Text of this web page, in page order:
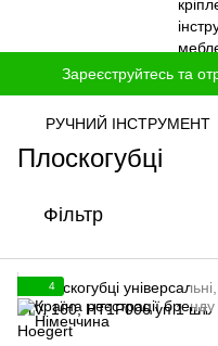
Зареєструйтесь та
РУЧНИЙ ІНСТРУМЕНТ
Плоскогубці
Фільтр
4